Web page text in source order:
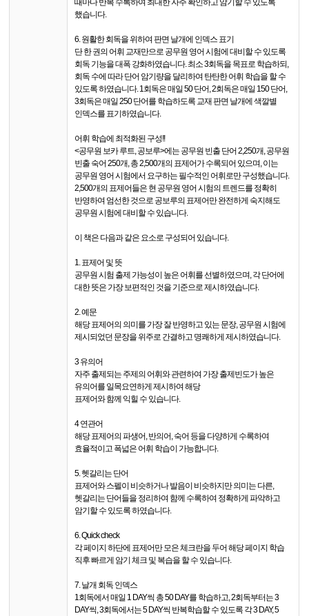
했습니다.
6. 원활한 회독을 위하여 판면 날개에 인덱스 표기
단 한 권의 어휘 교재만으로 공무원 영어 시험에 대비할 수 있도록
회독 기능을 대폭 강화하였습니다. 최소 3회독을 목표로 학습하되,
회독 수에 따라 단어 암기량을 달리하여 탄탄한 어휘 학습을 할 수
있도록 하였습니다. 1회독은 매일 50 단어, 2회독은 매일 150 단어,
3회독은 매일 250 단어를 학습하도록 교재 판면 날개에 색깔별
인덱스를 표기하였습니다.
어휘 학습에 최적화된 구성!!
<공무원 보카 루트, 공보루>에는 공무원 빈출 단어 2,250개, 공무원
빈출 숙어 250개, 총 2,500개의 표제어가 수록되어 있으며, 이는
공무원 영어 시험에서 요구하는 필수적인 어휘로만 구성했습니다.
2,500개의 표제어들은 현 공무원 영어 시험의 트렌드를 정확히
반영하여 엄선한 것으로 공보루의 표제어만 완전하게 숙지해도
공무원 시험에 대비할 수 있습니다.
이 책은 다음과 같은 요소로 구성되어 있습니다.
1. 표제어 및 뜻
공무원 시험 출제 가능성이 높은 어휘를 선별하였으며, 각 단어에
대한 뜻은 가장 보편적인 것을 기준으로 제시하였습니다.
2. 예문
해당 표제어의 의미를 가장 잘 반영하고 있는 문장, 공무원 시험에
제시되었던 문장을 위주로 간결하고 명쾌하게 제시하였습니다.
3 유의어
자주 출제되는 주제의 어휘와 관련하여 가장 출제빈도가 높은
유의어를 일목요연하게 제시하여 해당
표제어와 함께 익힐 수 있습니다.
4 연관어
해당 표제어의 파생어, 반의어, 숙어 등을 다양하게 수록하여
효율적이고 폭넓은 어휘 학습이 가능합니다.
5. 헷갈리는 단어
표제어와 스펠이 비슷하거나 발음이 비슷하지만 의미는 다른,
헷갈리는 단어들을 정리하여 함께 수록하여 정확하게 파악하고
암기할 수 있도록 하였습니다.
6. Quick check
각 페이지 하단에 표제어만 모은 체크란을 두어 해당 페이지 학습
직후 빠르게 암기 체크 및 복습을 할 수 있습니다.
7. 날개 회독 인덱스
1회독에서 매일 1 DAY씩 총 50 DAY를 학습하고, 2회독부터는 3
DAY씩, 3회독에서는 5 DAY씩 반복학습할 수 있도록 각 3 DAY, 5